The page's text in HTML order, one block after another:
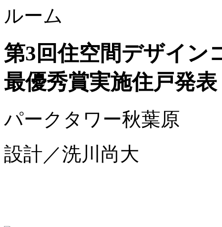
ルーム
第3回住空間デザイン
最優秀賞実施住戸発表
パークタワー秋葉原
設計／洗川尚大